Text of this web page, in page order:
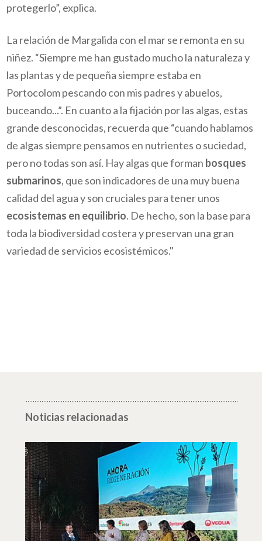
protegerlo”, explica.
La relación de Margalida con el mar se remonta en su
niñez. “Siempre me han gustado mucho la naturaleza y
las plantas y de pequeña siempre estaba en
Portocolom pescando con mis padres y abuelos,
buceando...”. En cuanto a la fijación por las algas, estas
grande desconocidas, recuerda que “cuando hablamos
de algas siempre pensamos en nutrientes o suciedad,
pero no todas son así. Hay algas que forman bosques
submarinos, que son indicadores de una muy buena
calidad del agua y son cruciales para tener unos
ecosistemas en equilibrio. De hecho, son la base para
toda la biodiversidad costera y preservan una gran
variedad de servicios ecosistémicos."
Noticias relacionadas